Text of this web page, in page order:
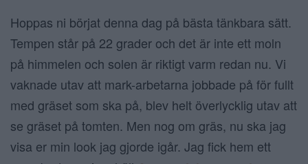
Hoppas ni börjat denna dag på bästa tänkbara sätt.
Tempen står på 22 grader och det är inte ett moln
på himmelen och solen är riktigt varm redan nu. Vi
vaknade utav att mark-arbetarna jobbade på för fullt
med gräset som ska på, blev helt överlycklig utav att
se gräset på tomten. Men nog om gräs, nu ska jag
visa er min look jag gjorde igår. Jag fick hem ett